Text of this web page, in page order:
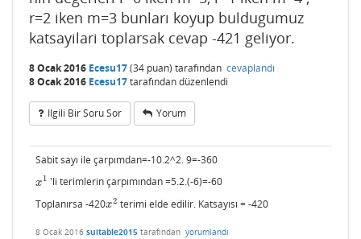
r=2 iken m=3 bunları koyup buldugumuz
katsayilari toplarsak cevap -421 geliyor.
8 Ocak 2016 Ecesu17(34 puan) tarafından cevaplandı
8 Ocak 2016 Ecesu17tarafındandüzenlendi
Ilgili Bir Soru Sor Yorum
Sabit sayı ile çarpımdan=-10.2^2. 9=-360
x1
x1 'li terimlerin çarpımından =5.2.(-6)=-60
Toplanırsa -420x2
x2 terimi elde edilir. Katsayısı = -420
8 Ocak 2016 suitable2015 tarafından yorumlandı